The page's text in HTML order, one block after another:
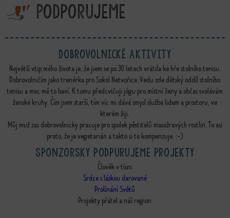
Podporujeme
Dobrovolnické aktivity
Největší vtip mého života je, že jsem se po 30 letech vrátila ke hře stolního tenisu.
Dobrovolničím jako trenérka pro Sokol Netvořice. Vedu zde dětský oddíl stolního
tenisu a moc mě to baví. K tomu předcvičuji jógu pro místní ženy a občas svolávám
ženské kruhy. Čím jsem starší, tím víc mi dává smysl služba lidem a prostoru, ve
kterém žiji.
Můj muž zas dobrovolnicky pracuje pro spolek pěstitelů masožravých rostlin. To asi
proto, že je vegetarián a takto si to kompenzuje. :-)
Sponzorsky podpurujeme projekty
Člověk v tísni
Srdce s láskou darované
Prolínání Světů
Projekty přátel a náš region